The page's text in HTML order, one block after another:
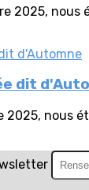
2025, nous
dit
2025, nous